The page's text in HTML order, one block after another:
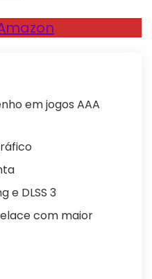
em jogos AAA
e DLSS 3
com maior